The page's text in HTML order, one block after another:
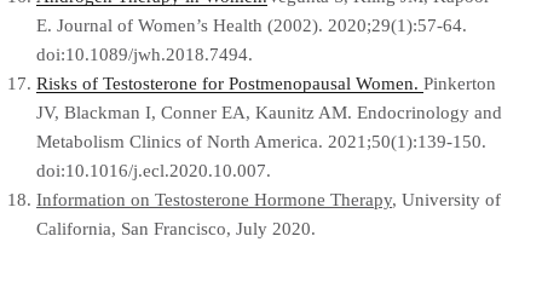
E. Journal of Women’s Health (2002). 2020;29(1):57-64.
doi:10.1089/jwh.2018.7494.
Risks of Testosterone for Postmenopausal Women. Pinkerton
JV, Blackman I, Conner EA, Kaunitz AM. Endocrinology and
Metabolism Clinics of North America. 2021;50(1):139-150.
doi:10.1016/j.ecl.2020.10.007.
Information on Testosterone Hormone Therapy, University of
California, San Francisco, July 2020.